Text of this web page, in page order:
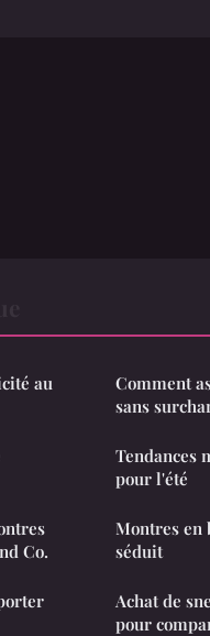
au
Co.
Comment
sans
Tendances
pour l'été
Montres en
séduit
Achat de
pour